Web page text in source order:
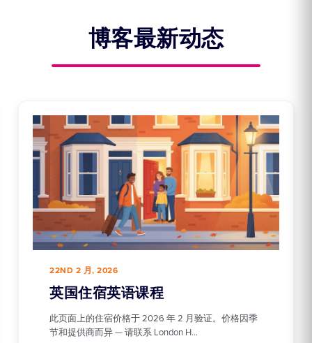
博客最新动态
22ND 2 月, 2026
英国住宿英语课程
此页面上的住宿价格于 2026 年 2 月验证。价格因季
节和提供商而异 — 请联系 London H…